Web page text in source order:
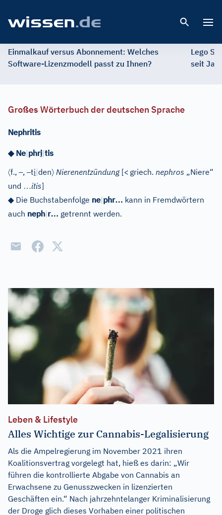
Einmalkauf versus Abonnement: Welches
Software-Lizenzmodell passt zu Ihnen?
Lego
seit
Großes Wörterbuch der deutschen Sprache
Nephritis
◆Ne|phri|tis
〈f.,–,–ti|den〉 Nierenentzündung[< griech. nephros „Niere“
und …itis]
◆ Die Buchstabenfolge ne|phr… kann in Fremdwörtern
auch neph|r… getrennt werden.
Leben & Lifestyle
Alles Wichtige zur Cannabis-Legalisierung
Als die Ampelregierung im November 2021 ihren
Koalitionsvertrag vorgelegt hat, hieß es darin: „Wir
führen die kontrollierte Abgabe von Cannabis an
Erwachsene zu Genusszwecken in lizenzierten
Geschäften ein.“ Nach jahrzehntelanger Kriminalisierung
der Droge glich dieses Vorhaben einer politischen